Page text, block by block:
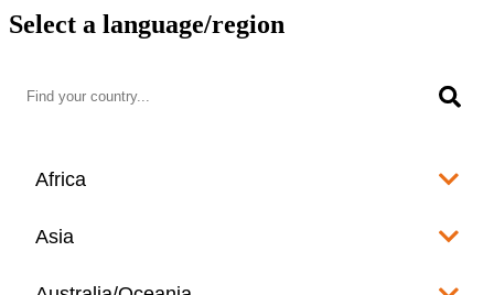
Select a language/region
Africa
Asia
Afghanistan